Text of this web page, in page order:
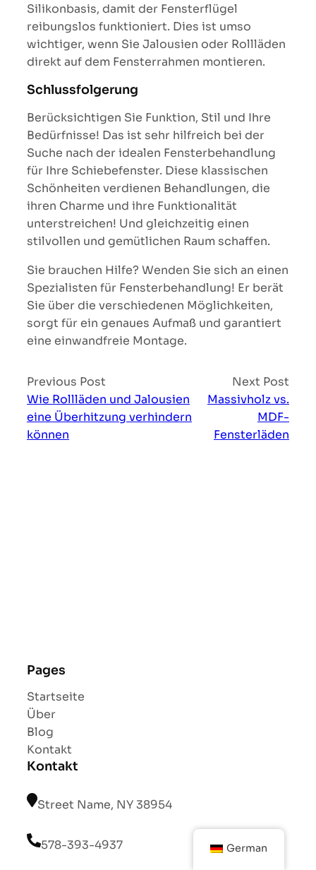
Silikonbasis, damit der Fensterflügel
reibungslos funktioniert. Dies ist umso
wichtiger, wenn Sie Jalousien oder Rollläden
direkt auf dem Fensterrahmen montieren.
Schlussfolgerung
Berücksichtigen Sie Funktion, Stil und Ihre
Bedürfnisse! Das ist sehr hilfreich bei der
Suche nach der idealen Fensterbehandlung
für Ihre Schiebefenster. Diese klassischen
Schönheiten verdienen Behandlungen, die
ihren Charme und ihre Funktionalität
unterstreichen! Und gleichzeitig einen
stilvollen und gemütlichen Raum schaffen.
Sie brauchen Hilfe? Wenden Sie sich an einen
Spezialisten für Fensterbehandlung! Er berät
Sie über die verschiedenen Möglichkeiten,
sorgt für ein genaues Aufmaß und garantiert
eine einwandfreie Montage.
Previous Post
Wie Rollläden und Jalousien
eine Überhitzung verhindern
können
Next Post
Massivholz vs.
MDF-
Fensterläden
Pages
Startseite
Über
Blog
Kontakt
Kontakt
Street Name, NY 38954
578-393-4937 German